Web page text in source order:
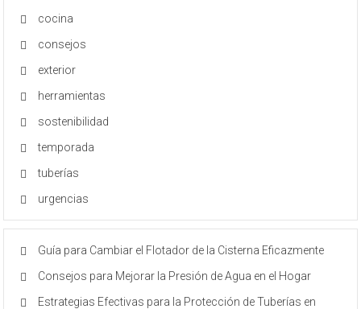
cocina
consejos
exterior
herramientas
sostenibilidad
temporada
tuberías
urgencias
Guía para Cambiar el Flotador de la Cisterna Eficazmente
Consejos para Mejorar la Presión de Agua en el Hogar
Estrategias Efectivas para la Protección de Tuberías en